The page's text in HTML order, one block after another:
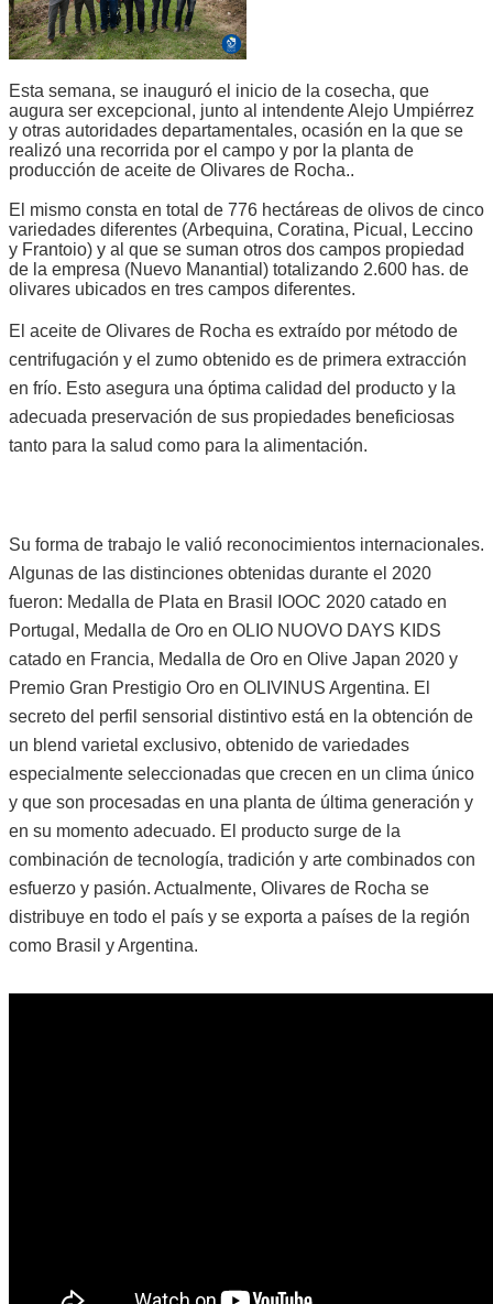
Esta semana, se inauguró el inicio de la cosecha, que
augura ser excepcional, junto al intendente Alejo Umpiérrez
y otras autoridades departamentales, ocasión en la que se
realizó una recorrida por el campo y por la planta de
producción de aceite de Olivares de Rocha..
El mismo consta en total de 776 hectáreas de olivos de cinco
variedades diferentes (Arbequina, Coratina, Picual, Leccino
y Frantoio) y al que se suman otros dos campos propiedad
de la empresa (Nuevo Manantial) totalizando 2.600 has. de
olivares ubicados en tres campos diferentes.
El aceite de Olivares de Rocha es extraído por método de
centrifugación y el zumo obtenido es de primera extracción
en frío. Esto asegura una óptima calidad del producto y la
adecuada preservación de sus propiedades beneficiosas
tanto para la salud como para la alimentación.
Su forma de trabajo le valió reconocimientos internacionales.
Algunas de las distinciones obtenidas durante el 2020
fueron: Medalla de Plata en Brasil IOOC 2020 catado en
Portugal, Medalla de Oro en OLIO NUOVO DAYS KIDS
catado en Francia, Medalla de Oro en Olive Japan 2020 y
Premio Gran Prestigio Oro en OLIVINUS Argentina. El
secreto del perfil sensorial distintivo está en la obtención de
un blend varietal exclusivo, obtenido de variedades
especialmente seleccionadas que crecen en un clima único
y que son procesadas en una planta de última generación y
en su momento adecuado. El producto surge de la
combinación de tecnología, tradición y arte combinados con
esfuerzo y pasión. Actualmente, Olivares de Rocha se
distribuye en todo el país y se exporta a países de la región
como Brasil y Argentina.